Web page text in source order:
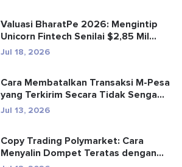
Valuasi BharatPe 2026: Mengintip
Unicorn Fintech Senilai $2,85 Mil...
Jul 18, 2026
Cara Membatalkan Transaksi M-Pesa
yang Terkirim Secara Tidak Senga...
Jul 13, 2026
Copy Trading Polymarket: Cara
Menyalin Dompet Teratas dengan